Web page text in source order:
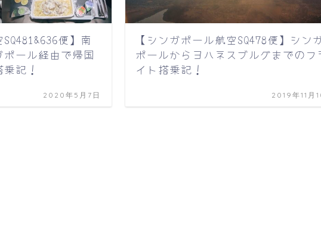
便】南
ール経由で帰国
記！
2020年5月7日
【シンガポール航空SQ478便】シン
ポールからヨハネスブルグまでのフ
イト搭乗記！
2019年11月